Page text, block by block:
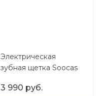
Электрическая
зубная щетка Soocas
X3U (белый)
3 990 руб.